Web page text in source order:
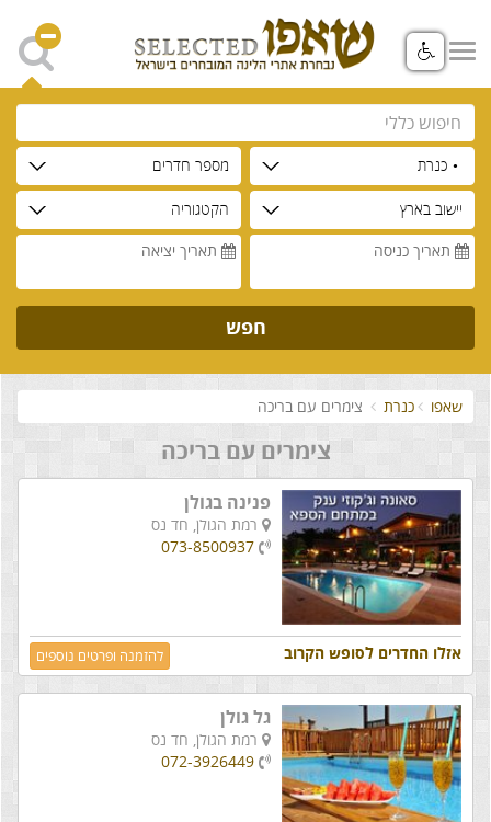
• כנרת מספר חדרים
יישוב בארץ
הקטגוריה
תאריך כניסה
תאריך יציאה
חפש
שאפו כנרת צימרים עם בריכה
צימרים עם בריכה
פנינה בגולן
רמת הגולן, חד נס
073-8500937
אזלו החדרים לסופש הקרוב להזמנה ופרטים נוספים
גל גולן
רמת הגולן, חד נס
072-3926449